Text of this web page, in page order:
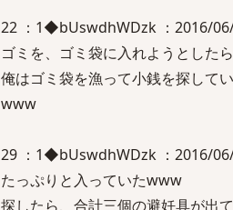
22 ：1◆bUswdhWDzk ：2016/06/
ゴミを、ゴミ袋に入れようとした
俺はゴミ袋を漁って小銭を探して
www
29 ：1◆bUswdhWDzk ：2016/06/
たっぷりと入っていたwww
探したら、合計三個の避妊具が出